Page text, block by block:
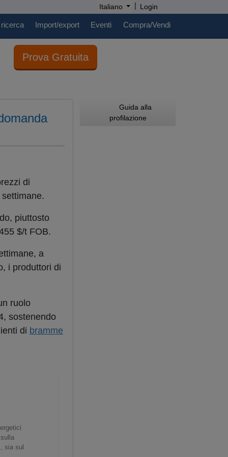
Italiano | Login
Import/export Eventi Compra/Vendi
Prova Gratuita
di
piuttosto
$/t FOB.
a
i produttori di
ruolo
sostenendo
di bramme
sia sul
Guida alla
profilazione